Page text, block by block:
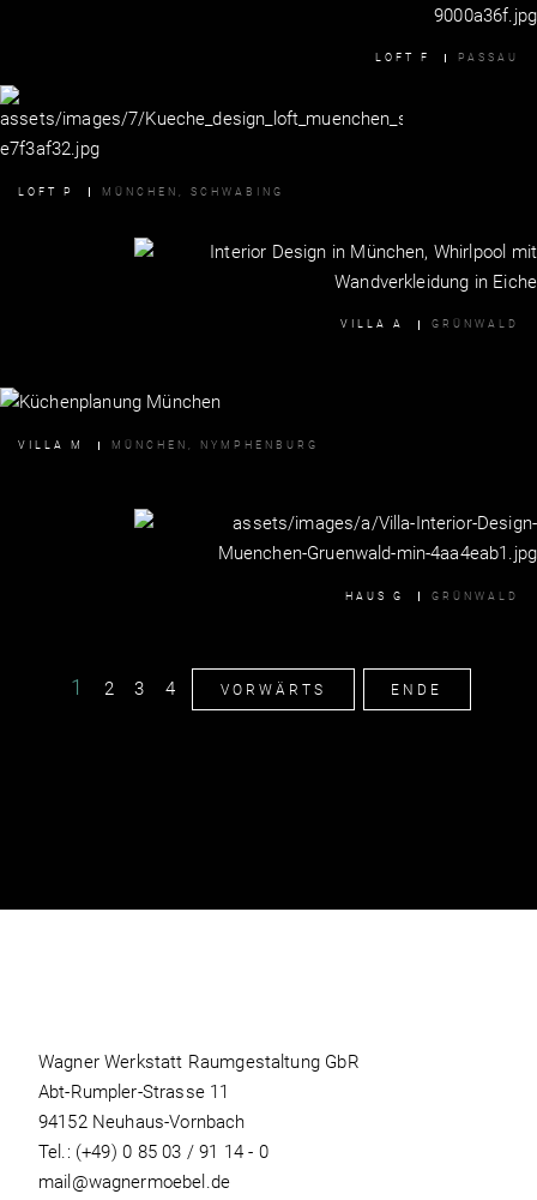
LOFT F PASSAU
LOFT P MÜNCHEN, SCHWABING
VILLA A GRÜNWALD
VILLA M MÜNCHEN, NYMPHENBURG
HAUS G GRÜNWALD
1 2 3 4 VORWÄRTS ENDE
Wagner Werkstatt Raumgestaltung GbR
Abt-Rumpler-Strasse 11
94152 Neuhaus-Vornbach
Tel.: (+49) 0 85 03 / 91 14 - 0
mail@wagnermoebel.de